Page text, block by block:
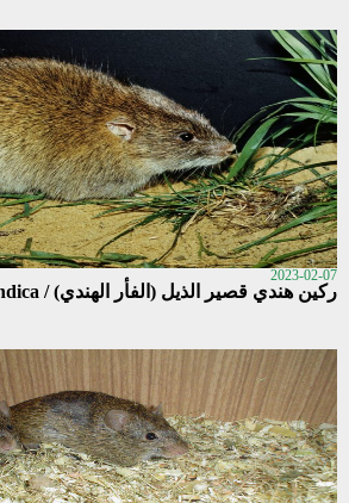
2023-02-07
ركين هندي قصير الذيل (الفأر الهندي) / Nesokia indica